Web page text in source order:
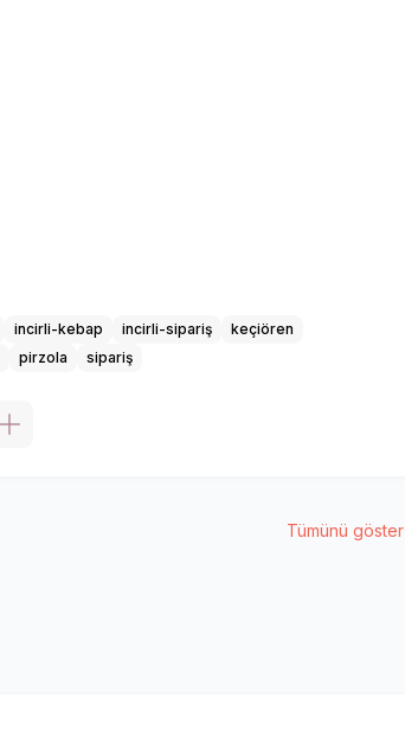
incirli-kebap incirli-sipariş
keçiören
pirzola sipariş
Tümünü göster